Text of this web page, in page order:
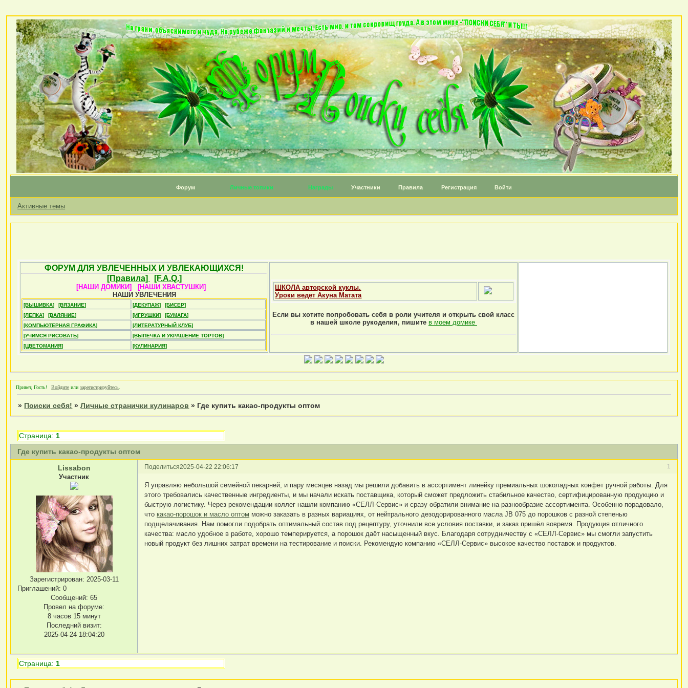
Форум Личные топики Награды Участники Правила Регистрация Войти
Активные темы
ФОРУМ ДЛЯ УВЛЕЧЕННЫХ И УВЛЕКАЮЩИХСЯ!
[Правила]
[F.A.Q.]
[НАШИ ДОМИКИ]
[НАШИ ХВАСТУШКИ]
НАШИ УВЛЕЧЕНИЯ
[ВЫШИВКА] [ВЯЗАНИЕ] [ДЕКУПАЖ]
[БИСЕР]
[ЛЕПКА]
[ВАЛЯНИЕ] [ИГРУШКИ]
[БУМАГА]
[КОМПЬЮТЕРНАЯ ГРАФИКА]
[ЛИТЕРАТУРНЫЙ КЛУБ]
[УЧИМСЯ РИСОВАТЬ]
[ВЫПЕЧКА И УКРАШЕНИЕ ТОРТОВ]
[ЦВЕТОМАНИЯ]
[КУЛИНАРИЯ]
ШКОЛА авторской куклы.
Уроки ведет Акуна Матата
Если вы хотите попробовать себя в роли учителя и открыть свой класс
в нашей школе рукоделия, пишите в моем домике
Привет, Гость! Войдите илизарегистрируйтесь
» Поиски себя! »Личные странички кулинаров » Где купить какао-продукты оптом
Где купить какао-продукты оптом
Страница: 1
Поделиться 1
2025-04-22 22:06:17
Lissabon
Участник
Зарегистрирован: 2025-03-11
Приглашений: 0
Сообщений: 65
Провел на форуме:
8 часов 15 минут
Последний визит:
2025-04-24 18:04:20
Я управляю небольшой семейной пекарней, и пару месяцев назад мы решили добавить в ассортимент линейку премиальных шоколадных конфет ручной работы. Для
этого требовались качественные ингредиенты, и мы начали искать поставщика, который сможет предложить стабильное качество, сертифицированную продукцию и
быструю логистику. Через рекомендации коллег нашли компанию «СЕЛЛ-Сервис» и сразу обратили внимание на разнообразие ассортимента. Особенно порадовало,
что какао-порошок и масло оптом можно заказать в разных вариациях, от нейтрального дезодорированного масла JB 075 до порошков с разной степенью
подщелачивания. Нам помогли подобрать оптимальный состав под рецептуру, уточнили все условия поставки, и заказ пришёл вовремя. Продукция отличного
качества: масло удобное в работе, хорошо темперируется, а порошок даёт насыщенный вкус. Благодаря сотрудничеству с «СЕЛЛ-Сервис» мы смогли запустить
новый продукт без лишних затрат времени на тестирование и поиски. Рекомендую компанию «СЕЛЛ-Сервис» высокое качество поставок и продуктов.
Страница:1